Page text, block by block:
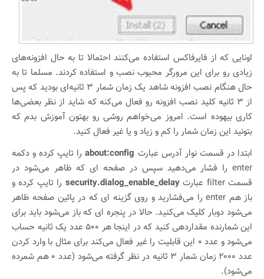
اونایی که از فایرفاکس استفاده می‌کنند احتمالا تا به حال افزونه‌های
زیادی رو برای این مرورگر محبوب نصب و استفاده کردند. مسلما تا به
حال هنگام نصب افزونه شاهد یک زمان شمار ۳ ثانیه‌ای بودید که پس
از ۳ ثانیه کلید نصب افزونه رو فعال می‌کنه که شاید از نظر بعضی‌ها
کاری بیهوده است. امروز می‌خواهم روشی رو بهتون آموزش بدم که
بتونید این زمان شمار را کم و زیاد و یا غیر فعال کنید.
ابتدا در قسمت نوار آدرس عبارت about:configرا تایپ کرده و دکمه
enter را فشار می‌دهید سپس در صفحه ای که ظاهر می‌شود در
قسمت filter عبارت
security.dialog_enable_delay را تایپ کرده و
باز هم enter را می‌فشارید و روی گزینه ای که در پائین صفحه ظاهر
می‌شود دوبار کلیک می‌کنید. حالا در پنجره ای که باز می‌شود باید برای
این شمارنده مقداردهی کنید که در اینجا هر ۵۰۰ عدد یک ثانیه حساب
می‌شود و عدد ۰ این قابلیت را غیر فعال می‌کند برای مثال با وارد کردن
عدد ۲۰۰۰ زمان شمار ۳ ثانیه در نظر گرفته می‌شود (عدد ۰ هم شمرده
می‌شود).